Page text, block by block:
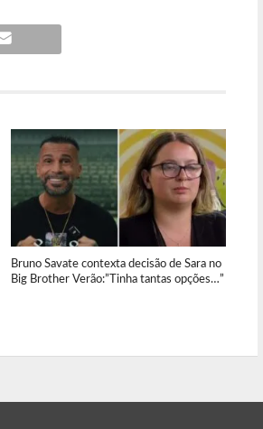
Bruno Savate contexta decisão de Sara no
Big Brother Verão:”Tinha tantas opções…”